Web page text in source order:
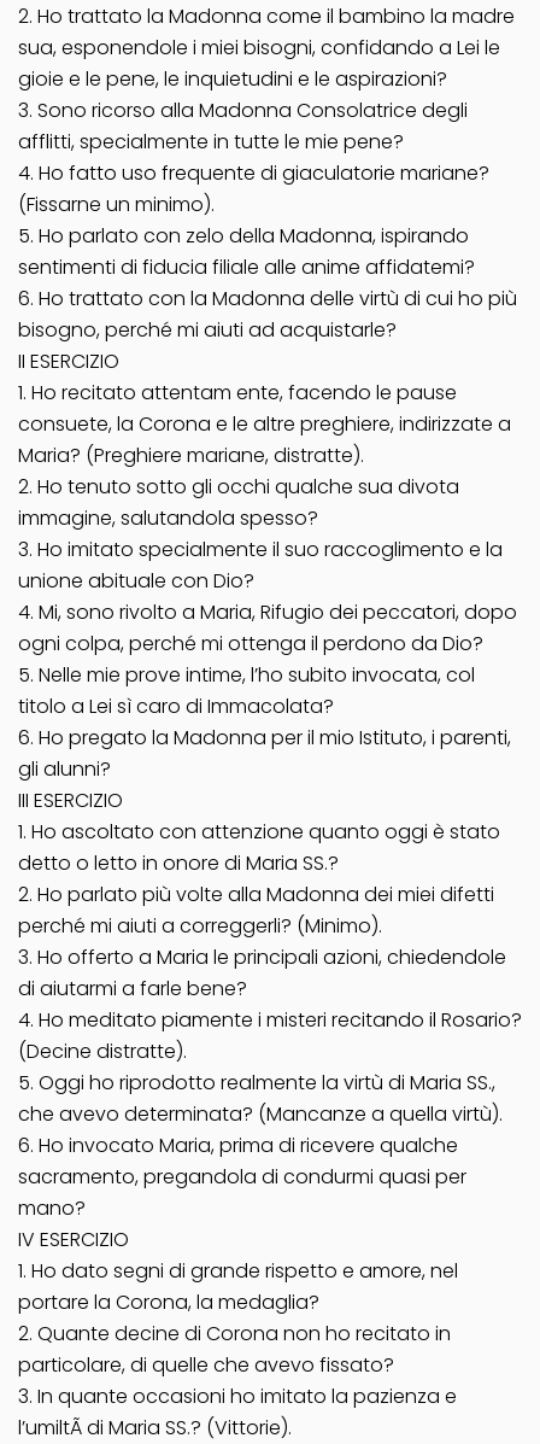
2. Ho trattato la Madonna come il bambino la madre
sua, esponendole i miei bisogni, confidando a Lei le
gioie e le pene, le inquietudini e le aspirazioni?
3. Sono ricorso alla Madonna Consolatrice degli
afflitti, specialmente in tutte le mie pene?
4. Ho fatto uso frequente di giaculatorie mariane?
(Fissarne un minimo).
5. Ho parlato con zelo della Madonna, ispirando
sentimenti di fiducia filiale alle anime affidatemi?
6. Ho trattato con la Madonna delle virtù di cui ho più
bisogno, perché mi aiuti ad acquistarle?
II ESERCIZIO
1. Ho recitato attentam ente, facendo le pause
consuete, la Corona e le altre preghiere, indirizzate a
Maria? (Preghiere mariane, distratte).
2. Ho tenuto sotto gli occhi qualche sua divota
immagine, salutandola spesso?
3. Ho imitato specialmente il suo raccoglimento e la
unione abituale con Dio?
4. Mi, sono rivolto a Maria, Rifugio dei peccatori, dopo
ogni colpa, perché mi ottenga il perdono da Dio?
5. Nelle mie prove intime, l’ho subito invocata, col
titolo a Lei sì caro di Immacolata?
6. Ho pregato la Madonna per il mio Istituto, i parenti,
gli alunni?
III ESERCIZIO
1. Ho ascoltato con attenzione quanto oggi è stato
detto o letto in onore di Maria SS.?
2. Ho parlato più volte alla Madonna dei miei difetti
perché mi aiuti a correggerli? (Minimo).
3. Ho offerto a Maria le principali azioni, chiedendole
di aiutarmi a farle bene?
4. Ho meditato piamente i misteri recitando il Rosario?
(Decine distratte).
5. Oggi ho riprodotto realmente la virtù di Maria SS.,
che avevo determinata? (Mancanze a quella virtù).
6. Ho invocato Maria, prima di ricevere qualche
sacramento, pregandola di condurmi quasi per
mano?
IV ESERCIZIO
1. Ho dato segni di grande rispetto e amore, nel
portare la Corona, la medaglia?
2. Quante decine di Corona non ho recitato in
particolare, di quelle che avevo fissato?
3. In quante occasioni ho imitato la pazienza e
l’umiltÃ di Maria SS.? (Vittorie).